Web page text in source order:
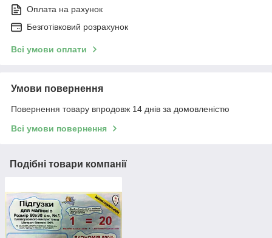
Оплата на рахунок
Безготівковий розрахунок
Всі умови оплати
Умови повернення
Повернення товару впродовж 14 днів за домовленістю
Всі умови повернення
Подібні товари компанії